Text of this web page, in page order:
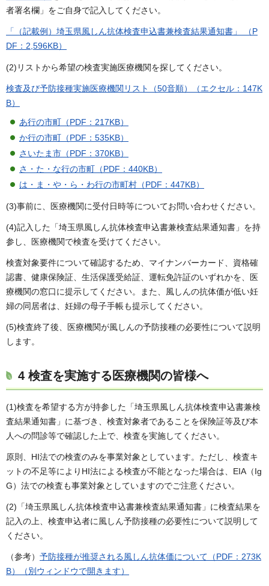
者署名欄」をご自身で記入してください。
「（記載例）埼玉県風しん抗体検査申込書兼検査結果通知書」 （P
DF：2,596KB）
(2)リストから希望の検査実施医療機関を探してください。
検査及び予防接種実施医療機関リスト（50音順）（エクセル：147K
B）
あ行の市町（PDF：217KB）
か行の市町（PDF：535KB）
さいたま市（PDF：370KB）
さ・た・な行の市町（PDF：440KB）
は・ま・や・ら・わ行の市町村（PDF：447KB）
(3)事前に、医療機関に受付日時等についてお問い合わせください。
(4)記入した「埼玉県風しん抗体検査申込書兼検査結果通知書」を持
参し、医療機関で検査を受けてください。
検査対象要件について確認するため、マイナンバーカード、資格確
認書、健康保険証、生活保護受給証、運転免許証のいずれかを、医
療機関の窓口に提示してください。また、風しんの抗体価が低い妊
婦の同居者は、妊婦の母子手帳も提示してください。
(5)検査終了後、医療機関が風しんの予防接種の必要性について説明
します。
4 検査を実施する医療機関の皆様へ
(1)検査を希望する方が持参した「埼玉県風しん抗体検査申込書兼検
査結果通知書」に基づき、検査対象者であることを保険証等及び本
人への問診等で確認した上で、検査を実施してください。
原則、HI法での検査のみを事業対象としています。ただし、検査キ
ットの不足等によりHI法による検査が不能となった場合は、EIA（Ig
G）法での検査も事業対象としていますのでご注意ください。
(2)「埼玉県風しん抗体検査申込書兼検査結果通知書」に検査結果を
記入の上、検査申込者に風しん予防接種の必要性について説明して
ください。
（参考） 予防接種が推奨される風しん抗体価について（PDF：273K
B）（別ウィンドウで開きます）